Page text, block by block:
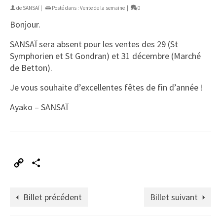
de SANSAÏ Posté dans : Vente de la semaine 0
Bonjour.
SANSAÏ sera absent pour les ventes des 29 (St
Symphorien et St Gondran) et 31 décembre (Marché
de Betton).
Je vous souhaite d’excellentes fêtes de fin d’année !
Ayako – SANSAÏ
Copy
Billet précédent Billet suivant